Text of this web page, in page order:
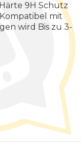
9H Schutz
mit
wird Bis zu 3-